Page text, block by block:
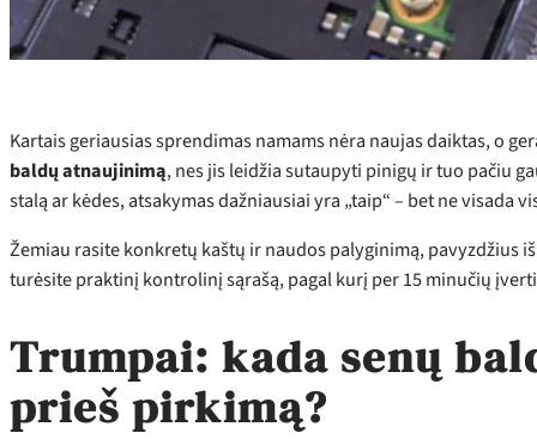
Kartais geriausias sprendimas namams nėra naujas daiktas, o
baldų atnaujinimą, nes jis leidžia sutaupyti pinigų ir tuo pačiu
stalą ar kėdes, atsakymas dažniausiai yra „taip“ – bet ne visada
Žemiau rasite konkretų kaštų ir naudos palyginimą, pavyzdžius
turėsite praktinį kontrolinį sąrašą, pagal kurį per 15 minučių
Trumpai: kada senų
prieš pirkimą?